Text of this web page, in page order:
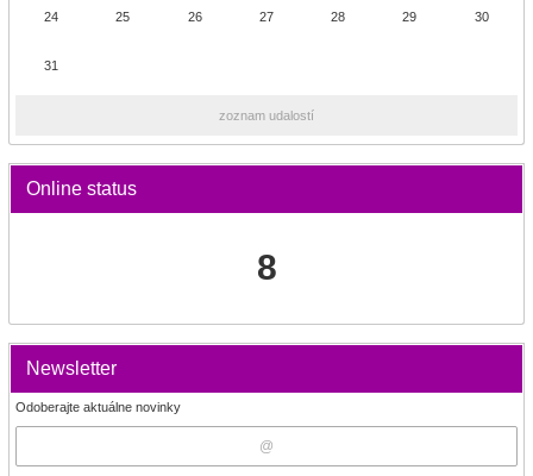
24 25 26 27 28 29 30
31
zoznam udalostí
Online status
8
Newsletter
Odoberajte aktuálne novinky